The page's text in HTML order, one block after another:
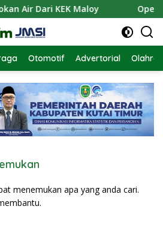
Air Dari KEK Maloy
Otomotif Advertorial
menemukan apa yang anda cari.